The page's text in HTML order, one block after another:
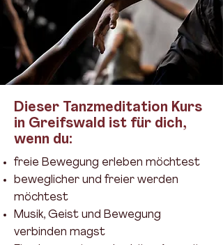
Dieser Tanzmeditation Kurs
in Greifswald ist für dich,
wenn du:
freie Bewegung erleben möchtest
beweglicher und freier werden
möchtest
Musik, Geist und Bewegung
verbinden magst